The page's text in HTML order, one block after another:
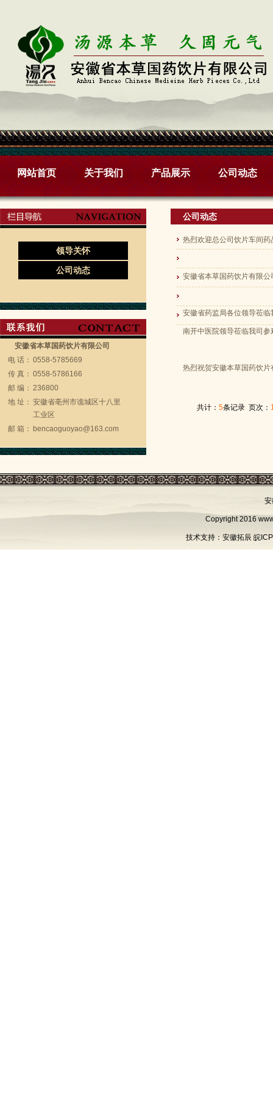
网站首页 关于我们 产品展示 公司动态
领导关怀
公司动态
安徽省本草国药饮片有限公司
电 话： 0558-5785669
传 真： 0558-5786166
邮 编： 236800
地 址： 安徽省亳州市谯城区十八里
工业区
邮 箱：
bencaoguoyao@163.com
公司动态
热烈欢迎总公司饮片车间
安徽省本草国药饮片有限
安徽省药监局各位领导莅
南开中医院领导莅临我司参
热烈祝贺安徽本草国药饮
共计： 5条记录 页次：
Copyright 2016
技术支持： 安徽拓辰 皖